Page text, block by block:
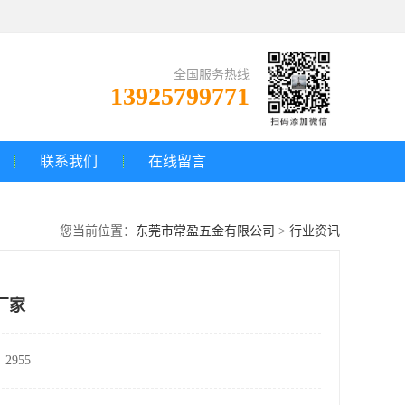
全国服务热线
13925799771
联系我们 在线留言
您当前位置： 东莞市常盈五金有限公司 > 行业资讯
家
2955